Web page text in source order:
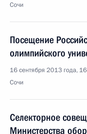
Сочи
Посещение
олимпийского
16 сентября 2013 года,
Сочи
Селекторное
Министерства